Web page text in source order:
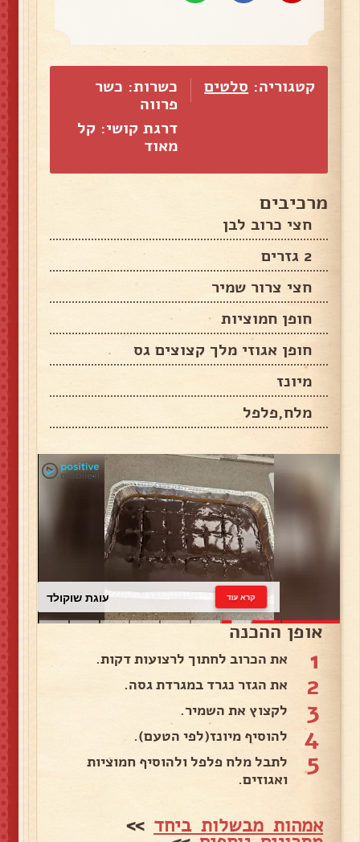
קטגוריה: סלטים
כשרות: כשר
פרווה
דרגת קושי: קל
מאוד
מרכיבים
חצי כרוב לבן
2 גזרים
חצי צרור שמיר
חופן חמוציות
חופן אגוזי מלך קצוצים גס
מיונז
מלח,פלפל
עוגת שוקולד קרא עוד
אופן ההכנה
1 את הכרוב לחתוך לרצועות דקות.
2 את הגזר נגרד במגרדת גסה.
3 לקצוץ את השמיר.
4 להוסיף מיונז(לפי הטעם).
5
לתבל מלח פלפל ולהוסיף חמוציות
ואגוזים.
אמהות מבשלות ביחד >>